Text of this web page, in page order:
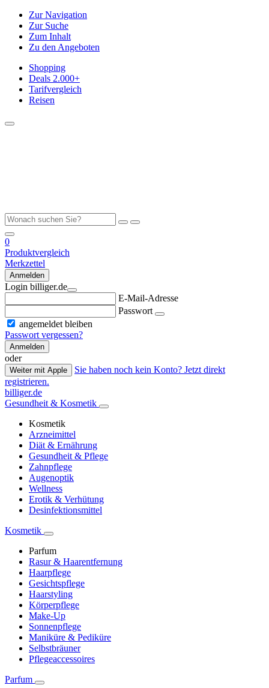
Zur Navigation
Zur Suche
Zum Inhalt
Zu den Angeboten
Shopping
Deals 2.000+
Tarifvergleich
Reisen
0
Produktvergleich
Merkzettel
Anmelden
Login billiger.de
E-Mail-Adresse
Passwort
angemeldet bleiben
Passwort vergessen?
Anmelden
oder
Weiter mit Apple
Sie haben noch kein Konto? Jetzt direkt
registrieren.
billiger.de
Gesundheit & Kosmetik
Kosmetik
Arzneimittel
Diät & Ernährung
Gesundheit & Pflege
Zahnpflege
Augenoptik
Wellness
Erotik & Verhütung
Desinfektionsmittel
Kosmetik
Parfum
Rasur & Haarentfernung
Haarpflege
Gesichtspflege
Haarstyling
Körperpflege
Make-Up
Sonnenpflege
Maniküre & Pediküre
Selbstbräuner
Pflegeaccessoires
Parfum